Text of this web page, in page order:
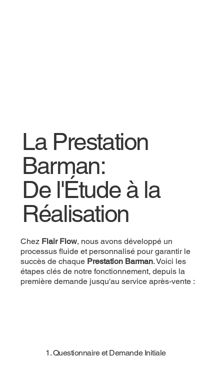
La Prestation
Barman:
De l'Étude à la
Réalisation
Chez Flair Flow, nous avons développé un
processus fluide et personnalisé pour garantir le
succès de chaque Prestation Barman. Voici les
étapes clés de notre fonctionnement, depuis la
première demande jusqu'au service après-vente :
1. Questionnaire et Demande Initiale